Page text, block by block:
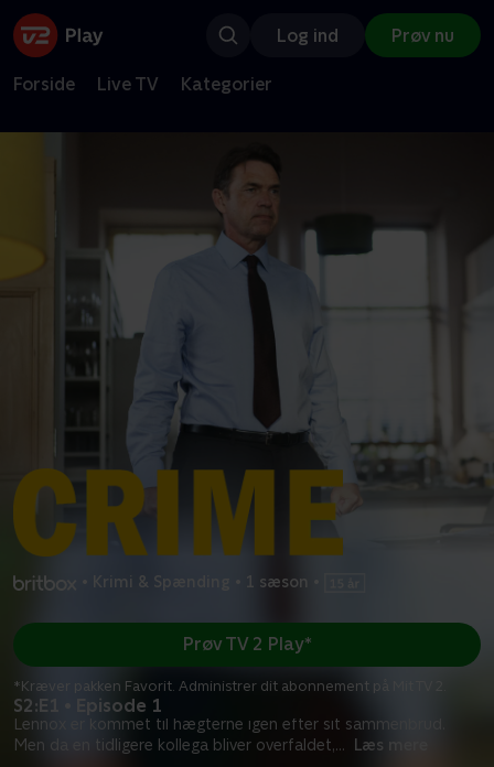
Log ind Prøv nu
Forside Live TV Kategorier
Krimi & Spænding 1 sæson
S2:E1 • Episode 1
Lennox er kommet til hægterne igen efter sit sammenbrud.
Men da en tidligere kollega bliver overfaldet,... Læs mere
Prøv TV 2 Play*
*Kræver pakken Favorit. Administrer dit abonnement på Mit TV 2.